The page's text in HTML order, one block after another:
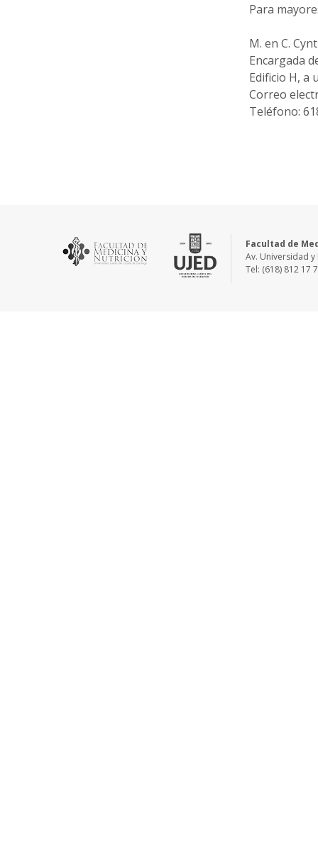
Para
M. en C.
Encargada
Edificio H, a
Correo
Teléfono:
Facultad de
Av. Universidad y
Tel: (618) 812 17